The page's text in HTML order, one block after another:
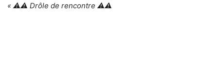
« ⚠️⚠️ Drôle de rencontre ⚠️⚠️